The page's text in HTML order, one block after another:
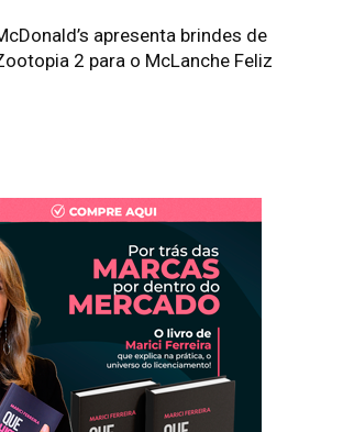
apresenta brindes de
2 para o McLanche Feliz